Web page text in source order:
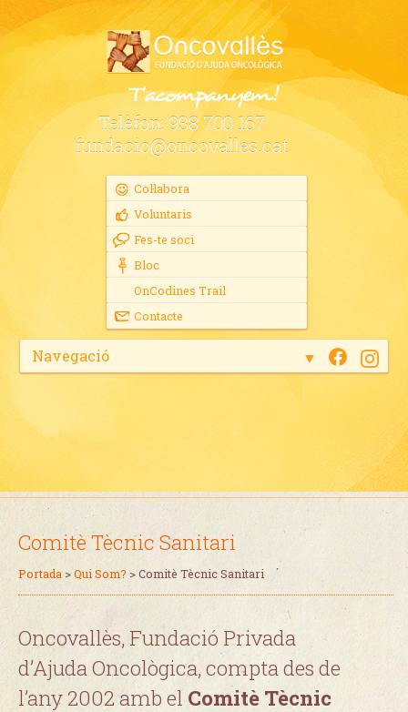
Col·labora
Voluntaris
Fes-te soci
Bloc
OnCodines Trail
Contacte
Telèfon: 938 700 167
fundacio@oncovalles.cat
Navegació ▼
Comitè Tècnic Sanitari
Portada >Qui Som? >Comitè Tècnic Sanitari
Oncovallès, Fundació Privada
d’Ajuda Oncològica, compta des de
l’any 2002 amb el Comitè Tècnic